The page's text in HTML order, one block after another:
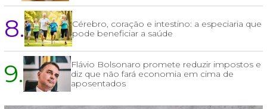
8.
Cérebro, coração e intestino: a especiaria que
pode beneficiar a saúde
9.
Flávio Bolsonaro promete reduzir impostos e
diz que não fará economia em cima de
aposentados